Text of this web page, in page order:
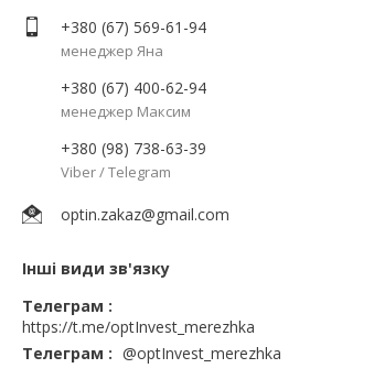
+380 (67) 569-61-94
менеджер Яна
+380 (67) 400-62-94
менеджер Максим
+380 (98) 738-63-39
Viber / Telegram
optin.zakaz@gmail.com
Інші види зв'язку
Телеграм
https://t.me/optInvest_merezhka
Телеграм
@optInvest_merezhka